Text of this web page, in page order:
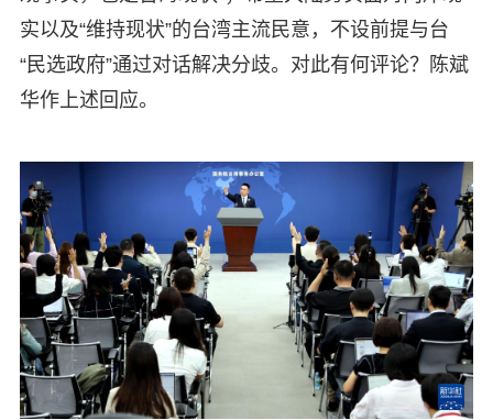
实以及“维持现状”的台湾主流民意，不设前提与台
“民选政府”通过对话解决分歧。对此有何评论？陈斌
华作上述回应。